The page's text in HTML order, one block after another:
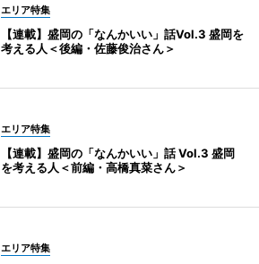
エリア特集
【連載】盛岡の「なんかいい」話Vol.3 盛岡を
考える人＜後編・佐藤俊治さん＞
エリア特集
【連載】盛岡の「なんかいい」話 Vol.3 盛岡
を考える人＜前編・高橋真菜さん＞
エリア特集